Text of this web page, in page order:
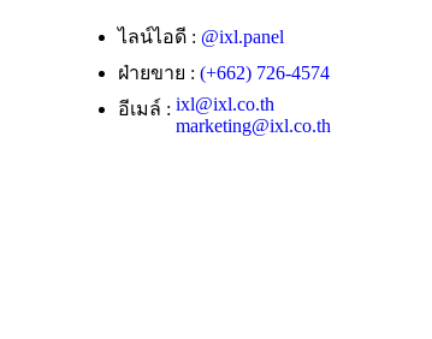
ไลน์ไอดี : @ixl.panel
ฝ่ายขาย : (+662) 726-4574
อีเมล์ : ixl@ixl.co.th
marketing@ixl.co.th